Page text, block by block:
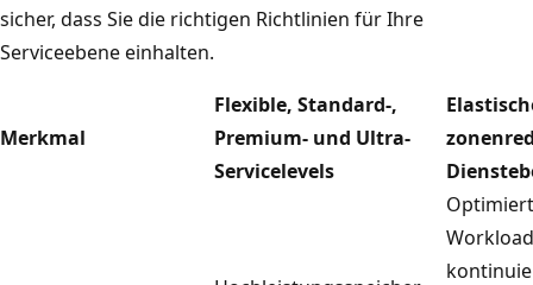
sicher, dass Sie die richtigen Richtlinien für Ihre
Serviceebene einhalten.
Merkmal
Flexible, Standard-,
Premium- und Ultra-
Servicelevels